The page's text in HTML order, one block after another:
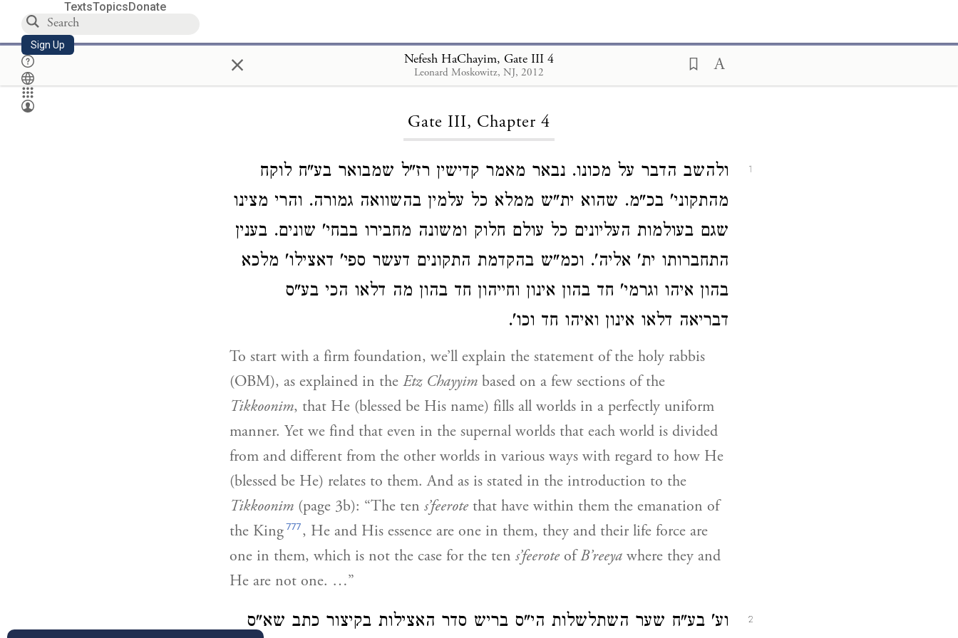
TextsTopicsDonate
Sign Up × Nefesh HaChayim, Gate III 4
Leonard Moskowitz, NJ, 2012
Loading...
Gate III, Chapter 4
1
ולהשב הדבר על מכונו. נבאר מאמר קדישין רז"ל שמבואר בע"ח לוקח
מהתקוני' בכ"מ. שהוא ית"ש ממלא כל עלמין בהשוואה גמורה. והרי מצינו
שגם בעולמות העליונים כל עולם חלוק ומשונה מחבירו בבחי' שונים. בענין
התחברותו ית' אליה'. וכמ"ש בהקדמת התקונים דעשר ספי' דאצילו' מלכא
בהון איהו וגרמי' חד בהון אינון וחייהון חד בהון מה דלאו הכי בע"ס
דבריאה דלאו אינון ואיהו חד וכו'.
To start with a firm foundation, we’ll explain the statement of the holy rabbis
(OBM), as explained in the Etz Chayyim based on a few sections of the
Tikkoonim, that He (blessed be His name) fills all worlds in a perfectly uniform
manner. Yet we find that even in the supernal worlds that each world is divided
from and different from the other worlds in various ways with regard to how He
(blessed be He) relates to them. And as is stated in the introduction to the
Tikkoonim (page 3b): “The ten s’feerotethat have within them the emanation of
the King777, He and His essence are one in them, they and their life force are
one in them, which is not the case for the ten s’feeroteofB’reeya where they and
He are not one. …”
2 וע' בע"ח שער השתלשלות הי"ס בריש סדר האצילות בקיצור כתב שא"ס